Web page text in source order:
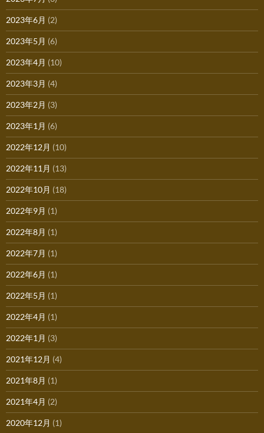
2023年6月 (2)
2023年5月 (6)
2023年4月 (10)
2023年3月 (4)
2023年2月 (3)
2023年1月 (6)
2022年12月 (10)
2022年11月 (13)
2022年10月 (18)
2022年9月 (1)
2022年8月 (1)
2022年7月 (1)
2022年6月 (1)
2022年5月 (1)
2022年4月 (1)
2022年1月 (3)
2021年12月 (4)
2021年8月 (1)
2021年4月 (2)
2020年12月 (1)